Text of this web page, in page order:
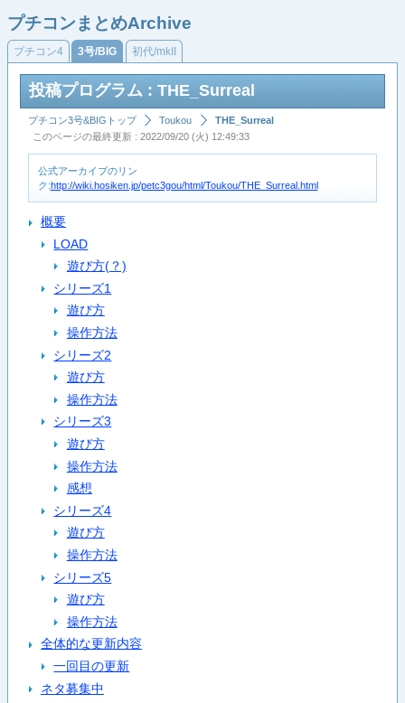
プチコンまとめArchive
プチコン4 3号/BIG 初代/mkII
投稿プログラム : THE_Surreal
プチコン3号&BIGトップ Toukou
THE_Surreal
このページの最終更新 : 2022/09/20 (火) 12:49:33
公式アーカイブのリン
ク:http://wiki.hosiken.jp/petc3gou/html/Toukou/THE_Surreal.html
概要
LOAD
遊び方(？)
シリーズ1
遊び方
操作方法
シリーズ2
遊び方
操作方法
シリーズ3
遊び方
操作方法
感想
シリーズ4
遊び方
操作方法
シリーズ5
遊び方
操作方法
全体的な更新内容
一回目の更新
ネタ募集中